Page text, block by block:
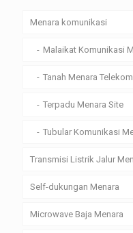
Menara komunikasi
Malaikat Komunikasi
Tanah Menara
Terpadu Menara Site
Tubular Komunikasi
Transmisi Listrik Jalur
Self-dukungan Menara
Microwave Baja Menara